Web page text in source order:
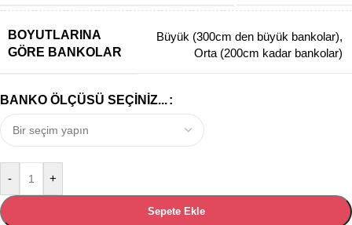
BOYUTLARINA
GÖRE BANKOLAR
Büyük (300cm den büyük bankolar),
Orta (200cm kadar bankolar)
BANKO ÖLÇÜSÜ SEÇINIZ...
- +
Sepete Ekle